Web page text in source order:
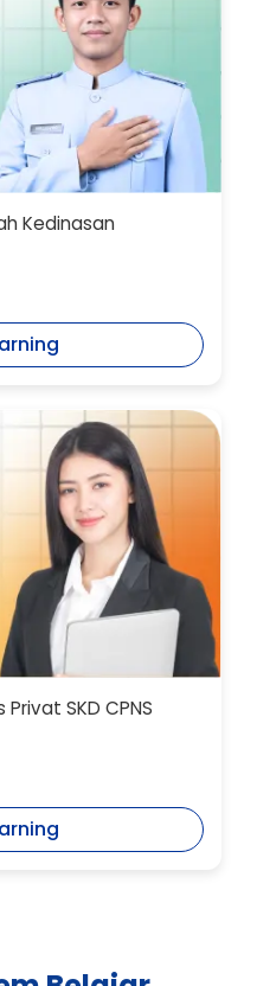
Kedinasan
Privat SKD CPNS